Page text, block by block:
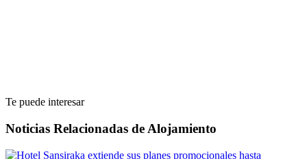
Te puede interesar
Noticias Relacionadas de Alojamiento